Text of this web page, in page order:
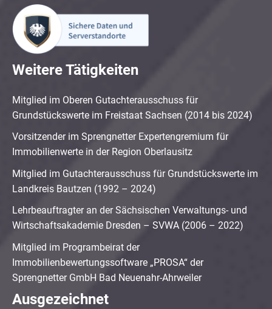
Weitere Tätigkeiten
Mitglied im Oberen Gutachterausschuss für
Grundstückswerte im Freistaat Sachsen (2014 bis 2024)
Vorsitzender im Sprengnetter Expertengremium für
Immobilienwerte in der Region Oberlausitz
Mitglied im Gutachterausschuss für Grundstückswerte im
Landkreis Bautzen (1992 – 2024)
Lehrbeauftragter an der Sächsischen Verwaltungs- und
Wirtschaftsakademie Dresden – SVWA (2006 – 2022)
Mitglied im Programbeirat der
Immobilienbewertungssoftware „PROSA“ der
Sprengnetter GmbH Bad Neuenahr-Ahrweiler
Ausgezeichnet